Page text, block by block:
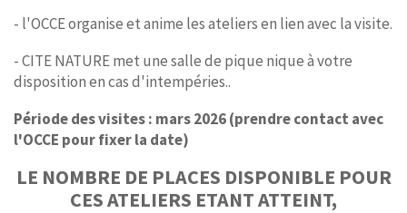
- l'OCCE organise et anime les ateliers en lien avec la visite.
- CITE NATURE met une salle de pique nique à votre
disposition en cas d'intempéries..
Période des visites : mars 2026 (prendre contact avec
l'OCCE pour fixer la date)
LE NOMBRE DE PLACES DISPONIBLE POUR
CES ATELIERS ETANT ATTEINT,